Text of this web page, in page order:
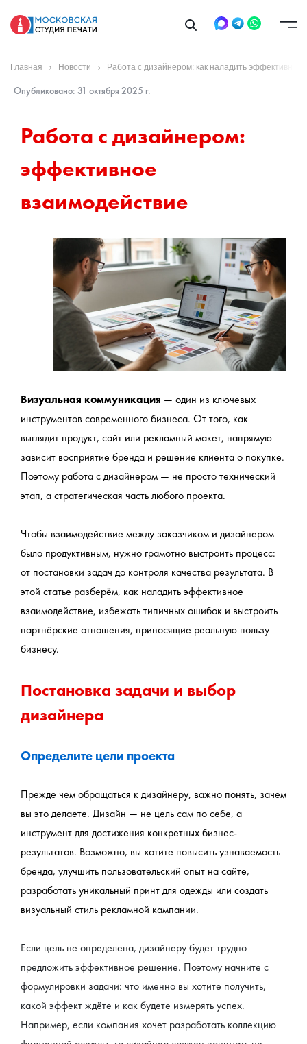
Главная Новости Работа с дизайнером: как наладить эффективное
Опубликовано: 31 октября 2025 г.
Работа с дизайнером:
эффективное
взаимодействие
Визуальная коммуникация — один из ключевых
инструментов современного бизнеса. От того, как
выглядит продукт, сайт или рекламный макет, напрямую
зависит восприятие бренда и решение клиента о покупке.
Поэтому работа с дизайнером — не просто технический
этап, а стратегическая часть любого проекта.
Чтобы взаимодействие между заказчиком и дизайнером
было продуктивным, нужно грамотно выстроить процесс:
от постановки задач до контроля качества результата. В
этой статье разберём, как наладить эффективное
взаимодействие, избежать типичных ошибок и выстроить
партнёрские отношения, приносящие реальную пользу
бизнесу.
Постановка задачи и выбор
дизайнера
Определите цели проекта
Прежде чем обращаться к дизайнеру, важно понять, зачем
вы это делаете. Дизайн — не цель сам по себе, а
инструмент для достижения конкретных бизнес-
результатов. Возможно, вы хотите повысить узнаваемость
бренда, улучшить пользовательский опыт на сайте,
разработать уникальный принт для одежды или создать
визуальный стиль рекламной кампании.
Если цель не определена, дизайнеру будет трудно
предложить эффективное решение. Поэтому начните с
формулировки задачи: что именно вы хотите получить,
какой эффект ждёте и как будете измерять успех.
Например, если компания хочет разработать коллекцию